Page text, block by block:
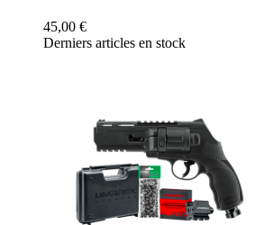
45,00 €
Derniers articles en stock